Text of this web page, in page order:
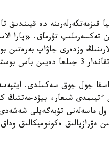
قىزمەتكەرلەرىنە دە
تەكسەرىلىپ تۇرماق. «پارا
وزدەرى جاۋاپ
ايرىلماق.
جول جوق سەكىلدى.
شىعار، بيۋدجەتتىڭ
ول ماسەلەنى تۇبەگەيلى
ەكونوميكالىق